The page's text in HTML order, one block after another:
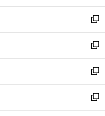
開
く
ウ
で
開
く
ン
ド
ウ
で
開
く
ウ
ィ
ン
ド
ウ
で
開
く
新
し
い
ウ
ィ
ン
ド
ウ
新
し
い
ウ
ィ
ン
新
し
い
ウ
新
し